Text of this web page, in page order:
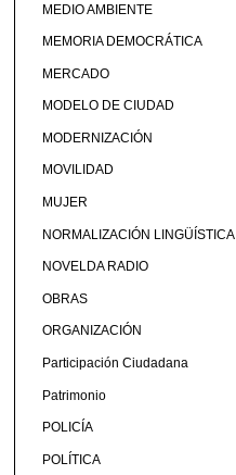
MEDIO AMBIENTE
MEMORIA DEMOCRÁTICA
MERCADO
MODELO DE CIUDAD
MODERNIZACIÓN
MOVILIDAD
MUJER
NORMALIZACIÓN LINGÜÍSTICA
NOVELDA RADIO
OBRAS
ORGANIZACIÓN
Participación Ciudadana
Patrimonio
POLICÍA
POLÍTICA